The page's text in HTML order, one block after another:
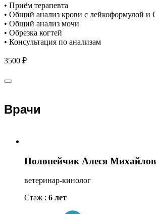
• Приём терапевта
• Общий анализ крови с лейкоформулой и
• Общий анализ мочи
• Обрезка когтей
• Консультация по анализам
3500 ₽
Врачи
Полонейчик Алеся
ветеринар-кинолог
Стаж : 6 лет